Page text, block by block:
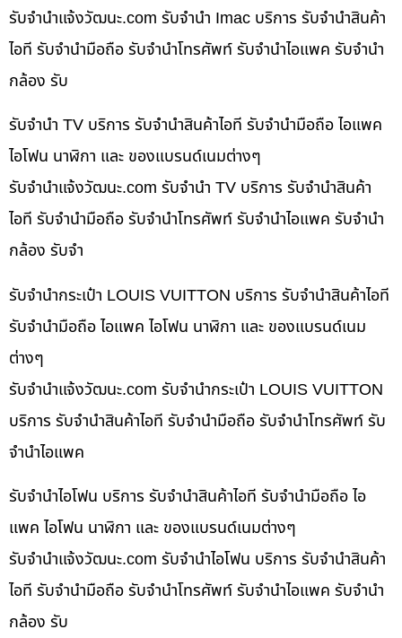
รับจํานําแจ้งวัฒนะ.com รับจำนำ Imac บริการ รับจำนำสินค้า
ไอที รับจำนำมือถือ รับจำนำโทรศัพท์ รับจำนำไอแพค รับจำนำ
กล้อง รับ
รับจำนำ TV บริการ รับจำนำสินค้าไอที รับจำนำมือถือ ไอแพค
ไอโฟน นาฬิกา และ ของแบรนด์เนมต่างๆ
รับจํานําแจ้งวัฒนะ.com รับจำนำ TV บริการ รับจำนำสินค้า
ไอที รับจำนำมือถือ รับจำนำโทรศัพท์ รับจำนำไอแพค รับจำนำ
กล้อง รับจำ
รับจำนำกระเป๋า LOUIS VUITTON บริการ รับจำนำสินค้าไอที
รับจำนำมือถือ ไอแพค ไอโฟน นาฬิกา และ ของแบรนด์เนม
ต่างๆ
รับจํานําแจ้งวัฒนะ.com รับจำนำกระเป๋า LOUIS VUITTON
บริการ รับจำนำสินค้าไอที รับจำนำมือถือ รับจำนำโทรศัพท์ รับ
จำนำไอแพค
รับจำนำไอโฟน บริการ รับจำนำสินค้าไอที รับจำนำมือถือ ไอ
แพค ไอโฟน นาฬิกา และ ของแบรนด์เนมต่างๆ
รับจํานําแจ้งวัฒนะ.com รับจำนำไอโฟน บริการ รับจำนำสินค้า
ไอที รับจำนำมือถือ รับจำนำโทรศัพท์ รับจำนำไอแพค รับจำนำ
กล้อง รับ